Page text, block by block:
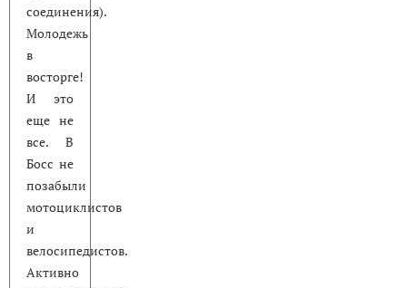
соединения).
Молодежь
в
восторге!
И это
еще не
все. В
Босс не
позабыли
мотоциклистов
и
велосипедистов.
Активно